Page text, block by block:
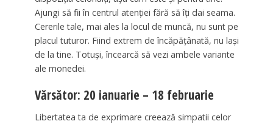
Ajungi să fii în centrul atenției fără să îți dai seama.
Cererile tale, mai ales la locul de muncă, nu sunt pe
placul tuturor. Fiind extrem de încăpățânată, nu lași
de la tine. Totuși, încearcă să vezi ambele variante
ale monedei.
Vărsător: 20 ianuarie – 18 februarie
Libertatea ta de exprimare creează simpatii celor